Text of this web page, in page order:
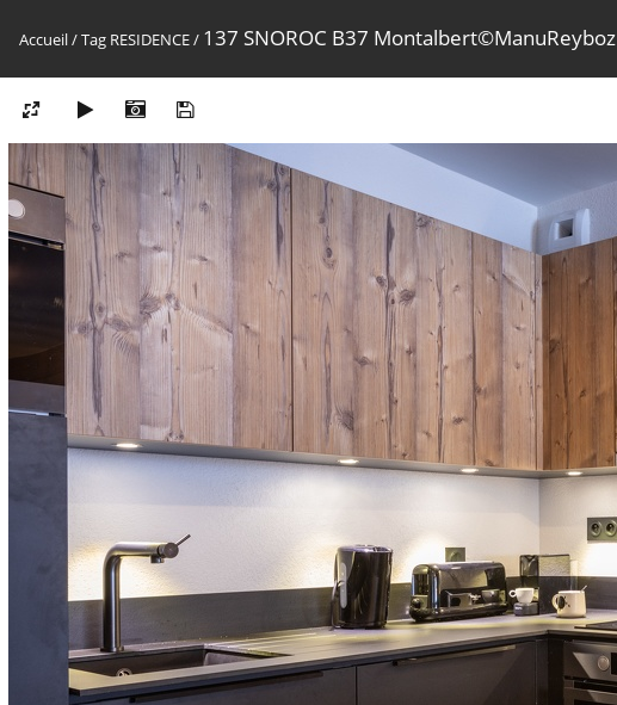
Accueil/Tag RESIDENCE/ 137 SNOROC B37 Montalbert©ManuReyboz